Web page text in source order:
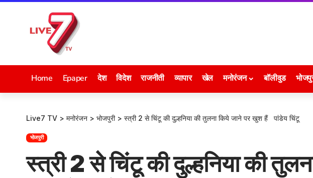
Home Epaper देश विदेश राजनीती व्यापार खेल मनोरंजन बॉलीवुड
Live7 TV > मनोरंजन > भोजपुरी> स्त्री 2 से चिंटू की दुल्हनिया की तुलना किये जाने पर खुश हैं पांडेय चिंटू
भोजपुरी
स्त्री 2 से चिंटू की दुल्हनिया की